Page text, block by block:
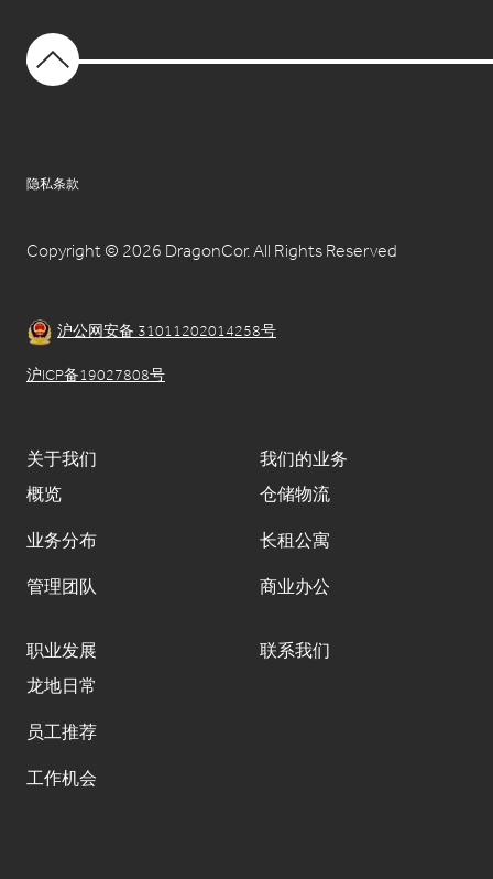
隐私条款
Copyright © 2026 DragonCor. All Rights Reserved
沪公网安备 31011202014258号
沪ICP备19027808号
关于我们
概览
业务分布
管理团队
我们的业务
仓储物流
⻓租公寓
商业办公
职业发展
龙地日常
员工推荐
工作机会
联系我们